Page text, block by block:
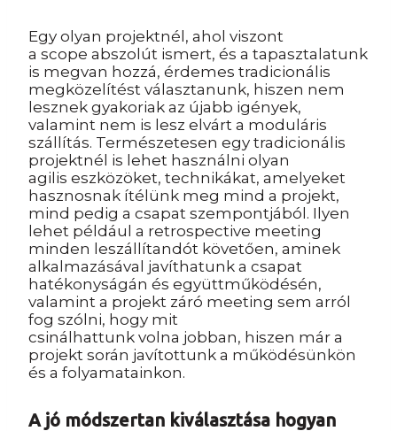
Egy olyan projektnél, ahol viszont
a scope abszolút ismert, és a tapasztalatunk
is megvan hozzá, érdemes tradicionális
megközelítést választanunk, hiszen nem
lesznek gyakoriak az újabb igények,
valamint nem is lesz elvárt a moduláris
szállítás. Természetesen egy tradicionális
projektnél is lehet használni olyan
agilis eszközöket, technikákat, amelyeket
hasznosnak ítélünk meg mind a projekt,
mind pedig a csapat szempontjából. Ilyen
lehet például a retrospective meeting
minden leszállítandót követően, aminek
alkalmazásával javíthatunk a csapat
hatékonyságán és együttműködésén,
valamint a projekt záró meeting sem arról
fog szólni, hogy mit
csinálhattunk volna jobban, hiszen már a
projekt során javítottunk a működésünkön
és a folyamatainkon.
A jó módszertan kiválasztása hogyan